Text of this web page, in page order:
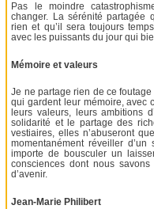
Pas le moindre
changer. La sérénité partagée
rien et qu’il sera toujours
avec les puissants du jour qui
Mémoire et valeurs
Je ne partage rien de ce
qui gardent leur mémoire, avec
leurs valeurs, leurs ambitions
solidarité et le partage des
vestiaires, elles n’abuseront
momentanément réveiller
importe de bousculer un
consciences dont nous savons
d’avenir.
Jean-Marie Philibert